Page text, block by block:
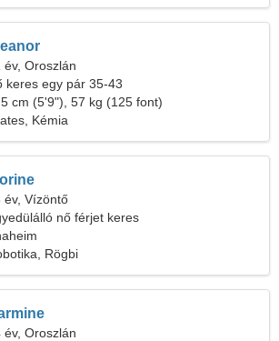
év, Oroszlán
keres egy pár 35-43
cm (5'9"), 57 kg (125 font)
Kémia
év, Vízöntő
nő férjet keres
Rögbi
év, Oroszlán